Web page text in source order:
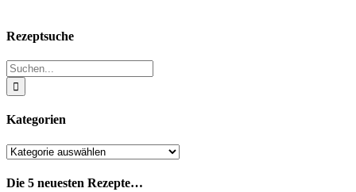
Rezeptsuche
Suche
nach:
Kategorien
Kategorien
Die 5 neuesten Rezepte…